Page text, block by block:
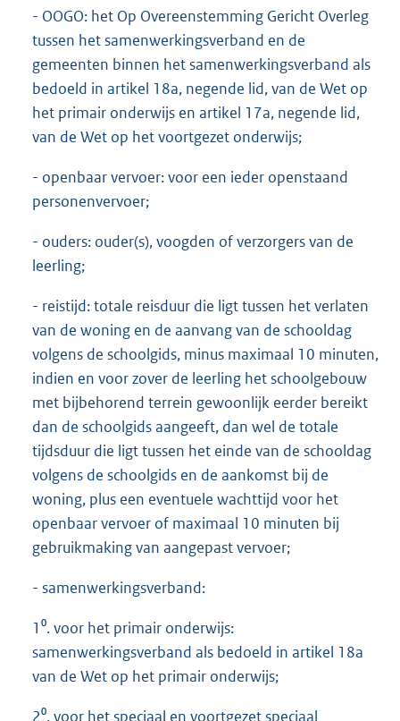
- OOGO: het Op Overeenstemming Gericht Overleg
tussen het samenwerkingsverband en de
gemeenten binnen het samenwerkingsverband als
bedoeld in artikel 18a, negende lid, van de Wet op
het primair onderwijs en artikel 17a, negende lid,
van de Wet op het voortgezet onderwijs;
- openbaar vervoer: voor een ieder openstaand
personenvervoer;
- ouders: ouder(s), voogden of verzorgers van de
leerling;
- reistijd: totale reisduur die ligt tussen het verlaten
van de woning en de aanvang van de schooldag
volgens de schoolgids, minus maximaal 10 minuten,
indien en voor zover de leerling het schoolgebouw
met bijbehorend terrein gewoonlijk eerder bereikt
dan de schoolgids aangeeft, dan wel de totale
tijdsduur die ligt tussen het einde van de schooldag
volgens de schoolgids en de aankomst bij de
woning, plus een eventuele wachttijd voor het
openbaar vervoer of maximaal 10 minuten bij
gebruikmaking van aangepast vervoer;
- samenwerkingsverband:
1⁰. voor het primair onderwijs:
samenwerkingsverband als bedoeld in artikel 18a
van de Wet op het primair onderwijs;
2⁰. voor het speciaal en voortgezet speciaal